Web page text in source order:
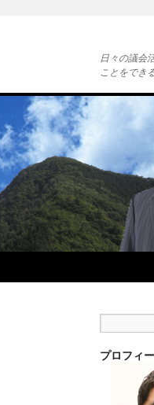
日々の議会
ことをでき
プロフィ